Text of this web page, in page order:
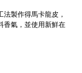
製作得馬卡龍皮，
香氣，並使用新鮮在